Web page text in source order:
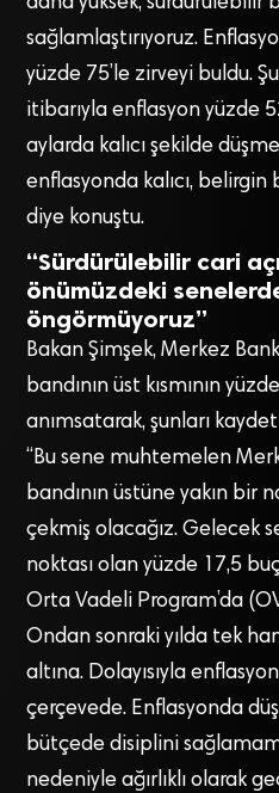
sağlamlaştırıyoruz.
yüzde 75’le zirveyi buldu.
itibarıyla enflasyon yüzde
aylarda kalıcı şekilde
enflasyonda kalıcı, belirgin
diye konuştu.
“Sürdürülebilir cari
önümüzdeki
öngörmüyoruz”
Bakan Şimşek, Merkez
bandının üst kısmının
anımsatarak, şunları
“Bu sene muhtemelen
bandının üstüne yakın bir
çekmiş olacağız. Gelecek
noktası olan yüzde 17,5
Orta Vadeli Program’da
Ondan sonraki yılda tek
altına. Dolayısıyla
çerçevede. Enflasyonda
bütçede disiplini
nedeniyle ağırlıklı olarak